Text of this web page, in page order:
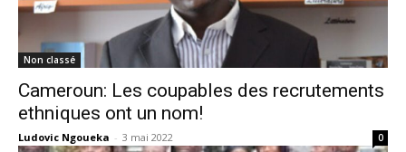
Non classé
Cameroun: Les coupables des recrutements
ethniques ont un nom!
Ludovic Ngoueka - 3 mai 2022 0